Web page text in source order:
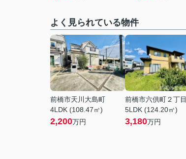
よく見られている物件
前橋市天川大島町
4LDK (108.47㎡)
2,200万円
前橋市六供町２丁目
5LDK (124.20㎡)
3,180万円